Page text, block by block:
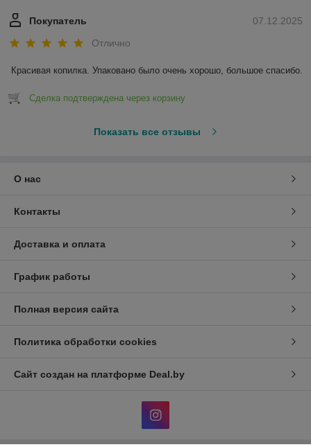
07.12.2025
Покупатель
Отлично
Красивая копилка. Упаковано было очень хорошо, большое спасибо.
Сделка подтверждена через корзину
Показать все отзывы
О нас
Контакты
Доставка и оплата
График работы
Полная версия сайта
Политика обработки cookies
Сайт создан на платформе Deal.by